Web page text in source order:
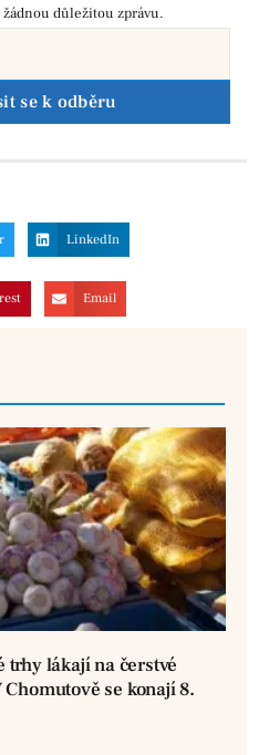
důležitou zprávu.
se k odběru
LinkedIn
Email
trhy lákají na čerstvé
se konají 8.